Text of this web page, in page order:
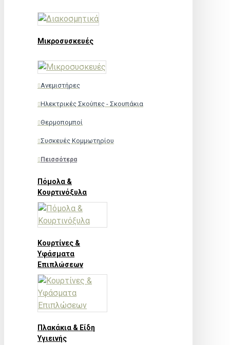
Μικροσυσκευές
Ανεμιστήρες
Ηλεκτρικές Σκούπες - Σκουπάκια
Θερμοπομποί
Συσκευές Κομμωτηρίου
Πεισσότερα
Πόμολα &
Κουρτινόξυλα
Κουρτίνες &
Υφάσματα
Επιπλώσεων
Πλακάκια & Είδη
Υγιεινής